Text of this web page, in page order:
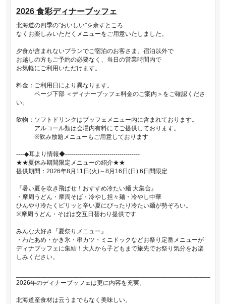
2026 食彩ディナーブッフェ
北海道の四季の"おいしい"を余すところ
なくお楽しみいただくメニューをご用意いたしました。
夕食が含まれないプランでご宿泊のお客さま、宿泊以外で
お越しの方もご予約の必要なく、当日の営業時間内で
お気軽にご利用いただけます。
料金：ご利用日により異なります。
ページ下部 ＜ディナーブッフェ料金のご案内＞をご確認くださ
い。
飲物：ソフトドリンクはブッフェメニュー内に含まれております。
アルコール類は会場内有料にてご提供しております。
※飲み放題メニューもご用意しております
----◆耳より情報◆-------------------------------------
★★夏休み期間限定メニューの紹介★★
提供期間：2026年8月11日(火)～8月16日(日) 6日間限定
『暑い夏を吹き飛ばせ！おすすめ冷たい麺 大集合』
・摩周うどん・摩周そば・冷やし担々麺・冷やし中華
ひんやり冷たくピリッと辛い夏にぴったり冷たい麺が勢ぞろい。
※摩周うどん・そばは交互日替わり提供です
みんな大好き『夏祭りメニュー』
・わたあめ・かき氷・串カツ・ミニドックなどお祭り定番メニューが
ディナブッフェに集結！大人から子どもまで旅先でお祭り気分をお楽
しみください。
2026年のディナーブッフェは更に内容を充実。
北海道産食材は云うまでもなく美味しい。